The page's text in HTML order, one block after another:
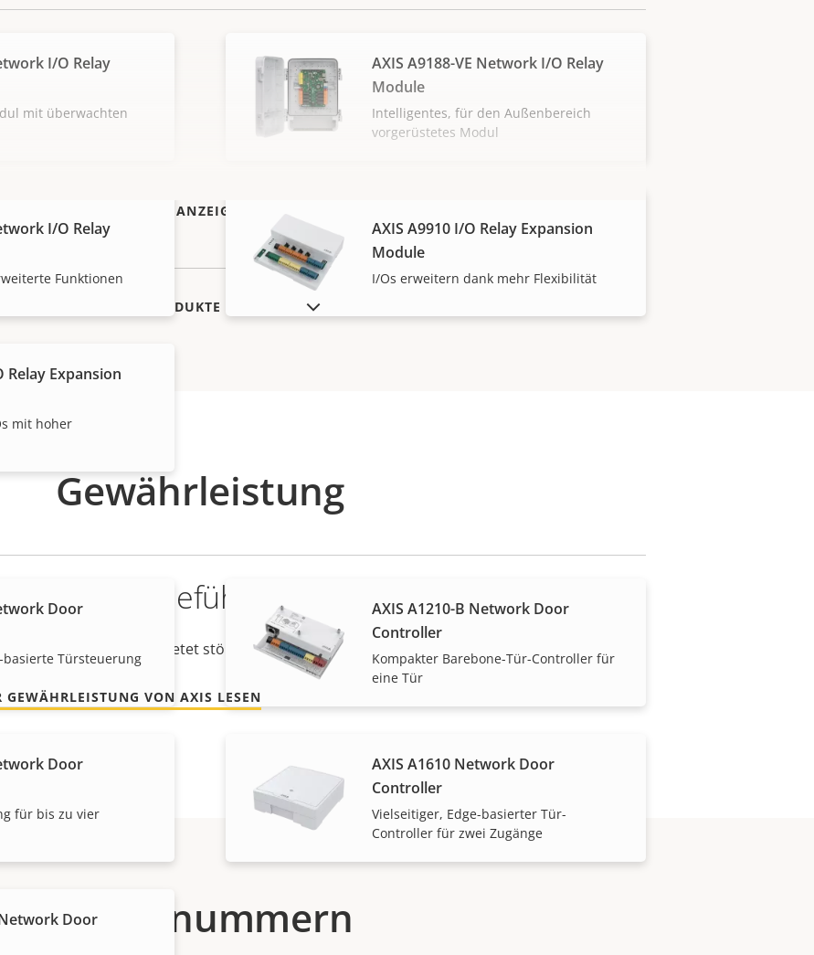
MEHR ANZEIGEN
I/O Relay
mit überwachten
AXIS A9188-VE Network I/O Relay
Module
Intelligentes, für den Außenbereich
vorgerüstetes Modul
I/O Relay
Funktionen
AXIS A9910 I/O Relay Expansion
Module
I/Os erweitern dank mehr Flexibilität
Relay Expansion
mit hoher
Door
basierte Türsteuerung
AXIS A1210-B Network Door
Controller
Kompakter Barebone-Tür-Controller für
eine Tür
Door
für bis zu vier
AXIS A1610 Network Door
Controller
Vielseitiger, Edge-basierter Tür-
Controller für zwei Zugänge
Door
AUSLAUFPRODUKTE ANZEIGEN
Gewährleistung
sicheres Gefühl
jährige Gewährleistung bietet störungsfreien Betrieb und Kontrolle über Ihre Kosten.
GEWÄHRLEISTUNG VON AXIS LESEN
Artikelnummern